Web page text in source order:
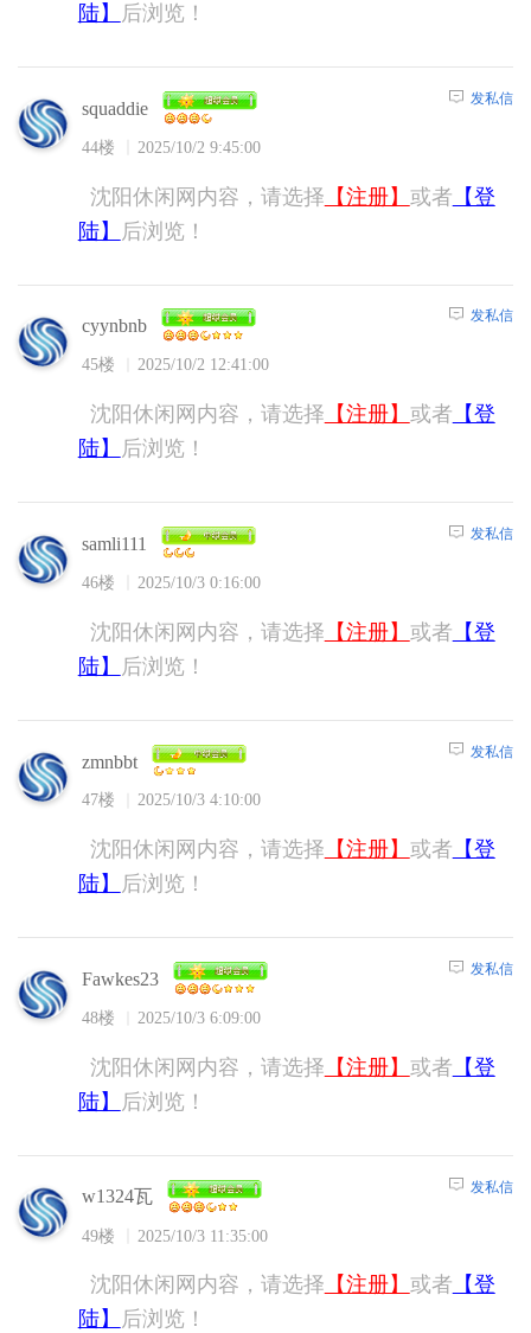
陆】
后浏览！
squaddie
44楼 2025/10/2 9:45:00
发私信
沈阳休闲网内容，请选择 【注册】 或者 【登
陆】
后浏览！
cyynbnb
45楼 2025/10/2 12:41:00
发私信
沈阳休闲网内容，请选择 【注册】 或者 【登
陆】
后浏览！
samli111
46楼 2025/10/3 0:16:00
发私信
沈阳休闲网内容，请选择 【注册】 或者 【登
陆】
后浏览！
zmnbbt
47楼 2025/10/3 4:10:00
发私信
沈阳休闲网内容，请选择 【注册】 或者 【登
陆】
后浏览！
Fawkes23
48楼 2025/10/3 6:09:00
发私信
沈阳休闲网内容，请选择 【注册】 或者 【登
陆】
后浏览！
w1324瓦
49楼 2025/10/3 11:35:00
发私信
沈阳休闲网内容，请选择 【注册】 或者 【登
陆】
后浏览！